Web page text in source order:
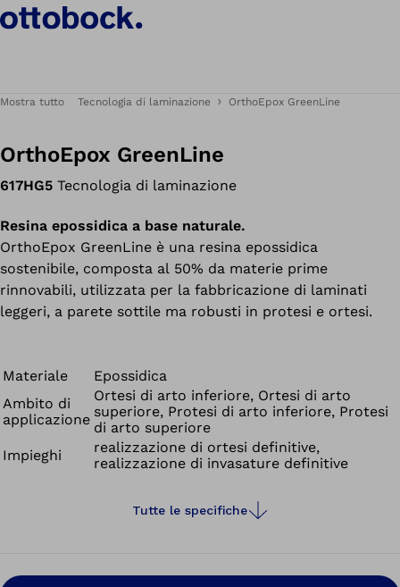
Mostra tutto Tecnologia di laminazione OrthoEpox GreenLine
OrthoEpox GreenLine
617HG5 Tecnologia di laminazione
Resina epossidica a base naturale.
OrthoEpox GreenLine è una resina epossidica
sostenibile, composta al 50% da materie prime
rinnovabili, utilizzata per la fabbricazione di laminati
leggeri, a parete sottile ma robusti in protesi e ortesi.
Materiale
Epossidica
Ambito di
applicazione
Ortesi di arto inferiore, Ortesi di arto
superiore, Protesi di arto inferiore, Protesi
di arto superiore
Impieghi
realizzazione di ortesi definitive,
realizzazione di invasature definitive
Tutte le specifiche